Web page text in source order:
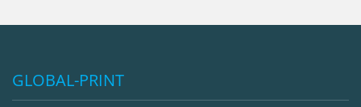
GLOBAL-PRINT